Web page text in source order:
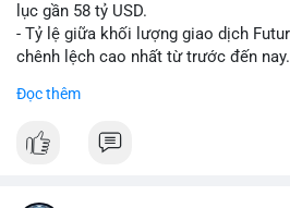
lục gần 58 tỷ USD.
- Tỷ lệ giữa khối lượng giao dịch
chênh lệch cao nhất từ trước đến nay.
dịch Spot.
#binance #btc
Đọc thêm